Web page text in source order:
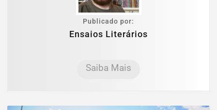
Publicado por:
Ensaios Literários
Saiba Mais